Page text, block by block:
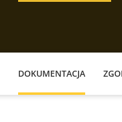
DOKUMENTACJA